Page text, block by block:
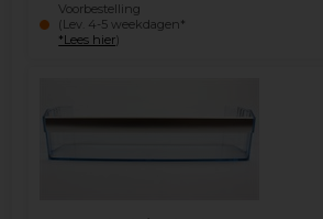
Voorbestelling
(Lev. 4-5 weekdagen*
*Lees hier)